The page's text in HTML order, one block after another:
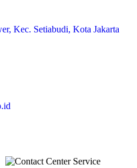
Kec. Setiabudi, Kota Jakarta